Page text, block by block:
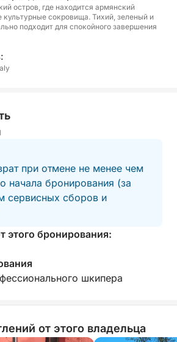
остров, где находится армянский
культурные сокровища. Тихий, зеленый и
подходит для спокойного завершения
при отмене не менее чем
начала бронирования (за
сервисных сборов и
этого бронирования:
шкипера
от этого владельца